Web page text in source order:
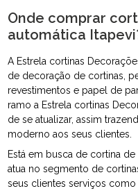
Onde comprar
automática
A Estrela cortinas
de decoração de cortinas,
revestimentos e papel de
ramo a Estrela cortinas
de se atualizar, assim
moderno aos seus clientes.
Está em busca de cortina
atua no segmento de
seus clientes serviços